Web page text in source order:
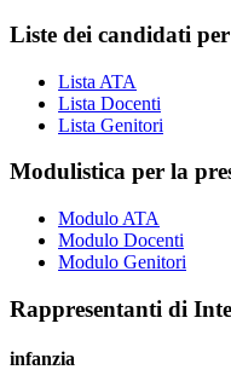
Liste dei candidati
Lista ATA
Lista Docenti
Lista Genitori
Modulistica per la
Modulo ATA
Modulo Docenti
Modulo Genitori
Rappresentanti di
infanzia